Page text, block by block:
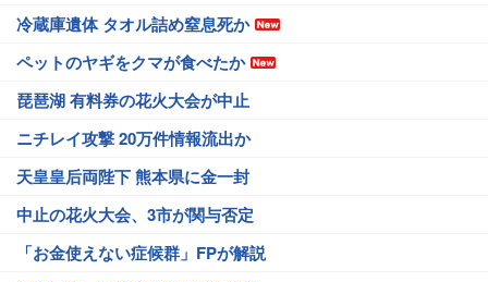
冷蔵庫遺体 タオル詰め窒息死か
ペットのヤギをクマが食べたか
琵琶湖 有料券の花火大会が中止
ニチレイ攻撃 20万件情報流出か
天皇皇后両陛下 熊本県に金一封
中止の花火大会、3市が関与否定
「お金使えない症候群」FPが解説